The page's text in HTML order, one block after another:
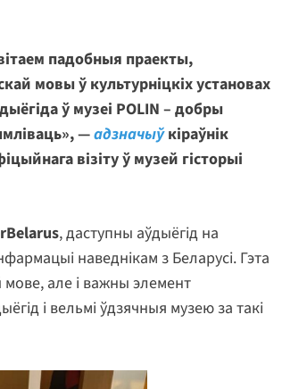
падобныя праекты,
мовы ў культурніцкіх установах
ў музеі POLIN – добры
—адзначыўкіраўнік
візіту ў музей гісторыі
, даступны аўдыёгід на
наведнікам з Беларусі. Гэта
але і важны элемент
і вельмі ўдзячныя музею за такі